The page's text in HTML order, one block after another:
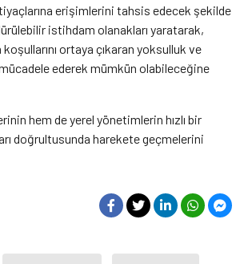
erişimlerini tahsis edecek şekilde
istihdam olanakları yaratarak,
ortaya çıkaran yoksulluk ve
ederek mümkün olabileceğine
hem de yerel yönetimlerin hızlı bir
doğrultusunda harekete geçmelerini